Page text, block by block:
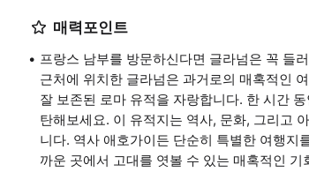
매력포인트
프랑스 남부를 방문하신다면 글라넘은 꼭 들
근처에 위치한 글라넘은 과거로의 매혹적인
잘 보존된 로마 유적을 자랑합니다. 한 시간
탄해보세요. 이 유적지는 역사, 문화, 그리고
니다. 역사 애호가이든 단순히 특별한 여행지
까운 곳에서 고대를 엿볼 수 있는 매혹적인 기